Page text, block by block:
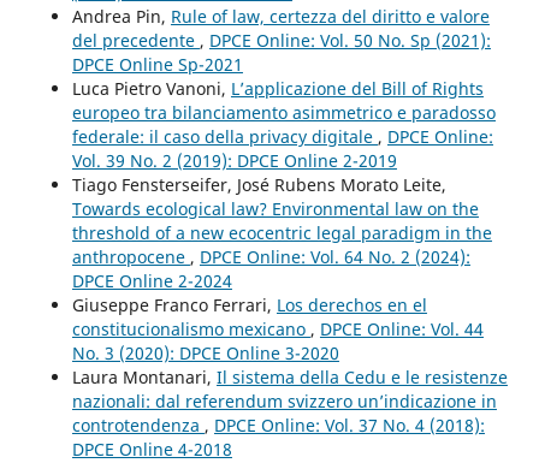
Andrea Pin, Rule of law, certezza del diritto e valore
del precedente , DPCE Online: Vol. 50 No. Sp (2021):
DPCE Online Sp-2021
Luca Pietro Vanoni, L’applicazione del Bill of Rights
europeo tra bilanciamento asimmetrico e paradosso
federale: il caso della privacy digitale , DPCE Online:
Vol. 39 No. 2 (2019): DPCE Online 2-2019
Tiago Fensterseifer, José Rubens Morato Leite,
Towards ecological law? Environmental law on the
threshold of a new ecocentric legal paradigm in the
anthropocene , DPCE Online: Vol. 64 No. 2 (2024):
DPCE Online 2-2024
Giuseppe Franco Ferrari, Los derechos en el
constitucionalismo mexicano , DPCE Online: Vol. 44
No. 3 (2020): DPCE Online 3-2020
Laura Montanari, Il sistema della Cedu e le resistenze
nazionali: dal referendum svizzero un’indicazione in
controtendenza , DPCE Online: Vol. 37 No. 4 (2018):
DPCE Online 4-2018